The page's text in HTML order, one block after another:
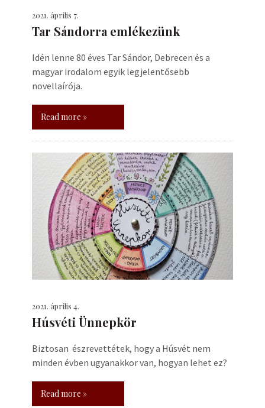
2021. április 7.
Tar Sándorra emlékezünk
Idén lenne 80 éves Tar Sándor, Debrecen és a
magyar irodalom egyik legjelentősebb
novellaírója.
Read more »
2021. április 4.
Húsvéti Ünnepkör
Biztosan észrevettétek, hogy a Húsvét nem
minden évben ugyanakkor van, hogyan lehet ez?
Read more »